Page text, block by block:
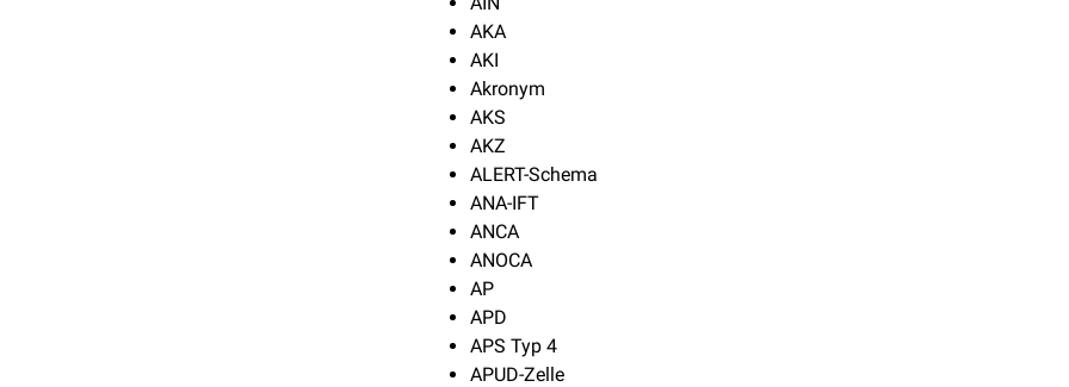
AKA
AKI
Akronym
AKS
AKZ
ALERT-Schema
ANA-IFT
ANCA
ANOCA
AP
APD
APS Typ 4
APUD-Zelle